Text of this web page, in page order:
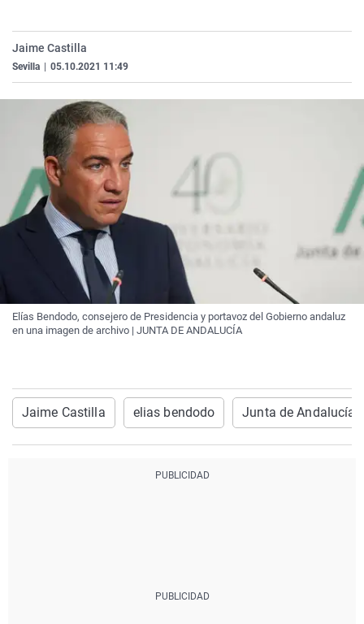
Jaime Castilla
Sevilla 05.10.2021 11:49
Elías Bendodo, consejero de Presidencia y portavoz del Gobierno andaluz
en una imagen de archivo | JUNTA DE ANDALUCÍA
Jaime Castilla elias bendodo Junta de Andalucía